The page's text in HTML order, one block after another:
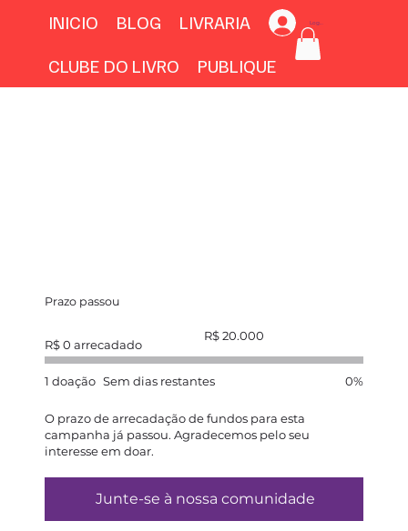
INICIO BLOG
LIVRARIA
CLUBE DO LIVRO
PUBLIQUE
Login
Prazo passou
R$ 0 arrecadado
Meta
de
R$ 20.000
R$ 20.000
1 doação Sem dias restantes 0%
O prazo de arrecadação de fundos para esta
campanha já passou. Agradecemos pelo seu
interesse em doar.
Junte-se à nossa comunidade